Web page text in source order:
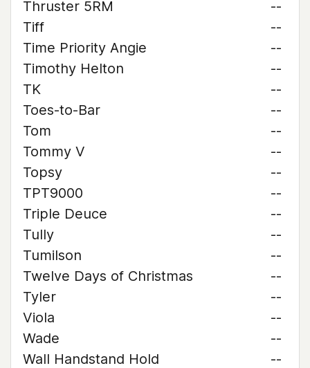
Thruster 5RM
--
Tiff
--
Time Priority Angie
--
Timothy Helton
--
TK
--
Toes-to-Bar
--
Tom
--
Tommy V
--
Topsy
--
TPT9000
--
Triple Deuce
--
Tully
--
Tumilson
--
Twelve Days of Christmas
--
Tyler
--
Viola
--
Wade
--
Wall Handstand Hold
--